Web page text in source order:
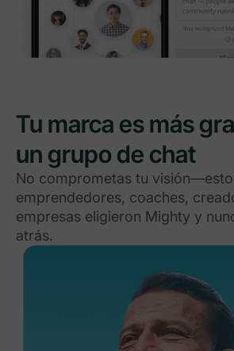
Tu marca es más
un grupo de chat
No comprometas tu
emprendedores, coaches,
empresas eligieron Mighty y
atrás.